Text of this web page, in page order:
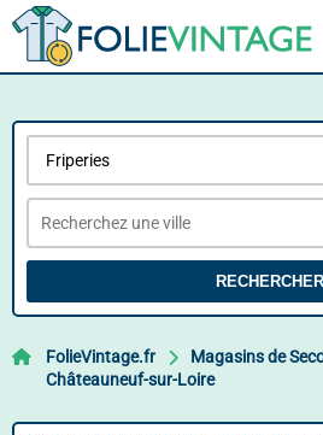
RECHERCHER
FolieVintage.fr
Magasins de
Châteauneuf-sur-Loire